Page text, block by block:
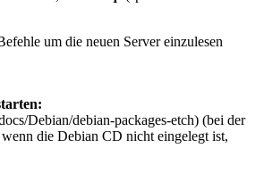
um die neuen Server einzulesen
Debian/debian-packages-etch) (bei der
die Debian CD nicht eingelegt ist,